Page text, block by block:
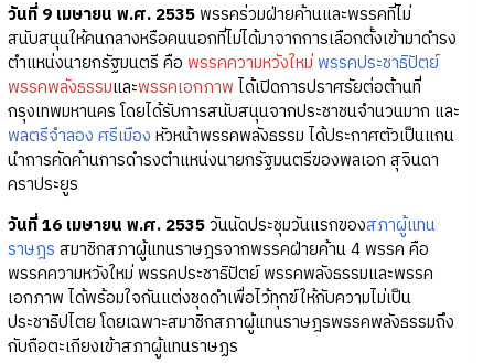
วันที่ 9 เมษายน พ.ศ. 2535 พรรคร่วมฝ่ายค้านและพรรคที่ไม่
สนับสนุนให้คนกลางหรือคนนอกที่ไม่ได้มาจากการเลือกตั้งเข้ามาดำรง
ตำแหน่งนายกรัฐมนตรี คือ พรรคความหวังใหม่ พรรคประชาธิปัตย์
พรรคพลังธรรมและพรรคเอกภาพ ได้เปิดการปราศรัยต่อต้านที่
กรุงเทพมหานคร โดยได้รับการสนับสนุนจากประชาชนจำนวนมาก และ
พลตรีจำลอง ศรีเมือง หัวหน้าพรรคพลังธรรม ได้ประกาศตัวเป็นแกน
นำการคัดค้านการดำรงตำแหน่งนายกรัฐมนตรีของพลเอก สุจินดา
คราประยูร
วันที่ 16 เมษายน พ.ศ. 2535วันนัดประชุมวันแรกของสภาผู้แทน
ราษฎร สมาชิกสภาผู้แทนราษฎรจากพรรคฝ่ายค้าน 4 พรรค คือ
พรรคความหวังใหม่ พรรคประชาธิปัตย์ พรรคพลังธรรมและพรรค
เอกภาพ ได้พร้อมใจกันแต่งชุดดำเพื่อไว้ทุกข์ให้กับความไม่เป็น
ประชาธิปไตย โดยเฉพาะสมาชิกสภาผู้แทนราษฎรพรรคพลังธรรมถึง
กับถือตะเกียงเข้าสภาผู้แทนราษฏร